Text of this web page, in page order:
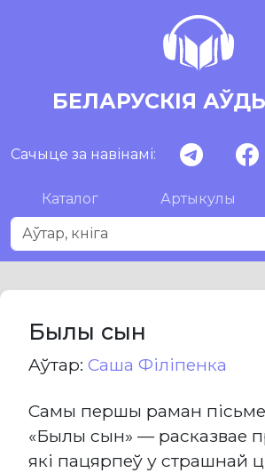
БЕЛАРУСКІЯ
Сачыце за навінамі:
Каталог Артыкулы
Былы сын
Aўтар: Саша Філіпенка
Самы першы раман
«Былы сын» — расказвае
які пацярпеў у страшнай